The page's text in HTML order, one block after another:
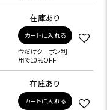
在庫あり
カートに入れる
今だけクーポン利
用で10%OFF
在庫あり
カートに入れる